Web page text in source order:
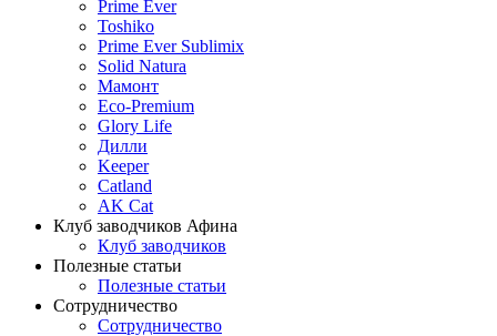
Prime Ever
Toshiko
Prime Ever Sublimix
Solid Natura
Мамонт
Eco-Premium
Glory Life
Дилли
Keeper
Catland
AK Cat
Клуб заводчиков Афина
Клуб заводчиков
Полезные статьи
Полезные статьи
Сотрудничество
Сотрудничество